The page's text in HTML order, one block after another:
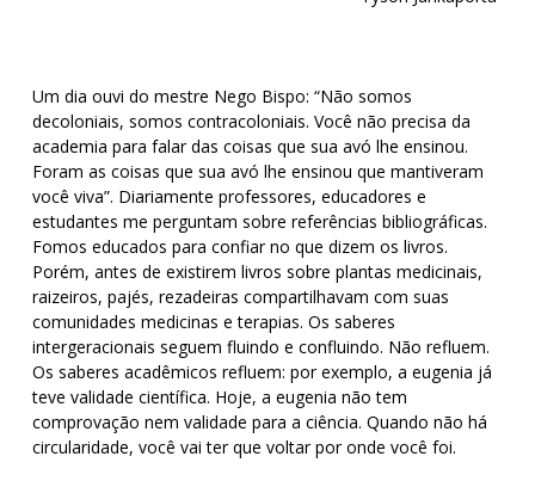
Um dia ouvi do mestre Nego Bispo: “Não somos
decoloniais, somos contracoloniais. Você não precisa da
academia para falar das coisas que sua avó lhe ensinou.
Foram as coisas que sua avó lhe ensinou que mantiveram
você viva”. Diariamente professores, educadores e
estudantes me perguntam sobre referências bibliográficas.
Fomos educados para confiar no que dizem os livros.
Porém, antes de existirem livros sobre plantas medicinais,
raizeiros, pajés, rezadeiras compartilhavam com suas
comunidades medicinas e terapias. Os saberes
intergeracionais seguem fluindo e confluindo. Não refluem.
Os saberes acadêmicos refluem: por exemplo, a eugenia já
teve validade científica. Hoje, a eugenia não tem
comprovação nem validade para a ciência. Quando não há
circularidade, você vai ter que voltar por onde você foi.